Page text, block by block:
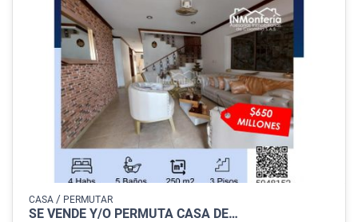
CASA / PERMUTAR
SE VENDE Y/O PERMUTA CASA DE…